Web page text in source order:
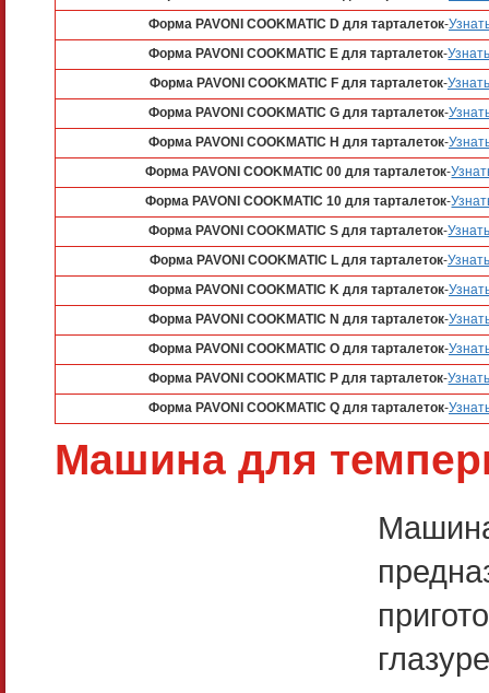
Форма PAVONI COOKMATIC D для тарталеток-
Форма PAVONI COOKMATIC E для тарталеток-
Форма PAVONI COOKMATIC F для тарталеток-
Форма PAVONI COOKMATIC G для тарталеток-
Форма PAVONI COOKMATIC H для тарталеток-
Форма PAVONI COOKMATIC 00 для тарталеток-
Форма PAVONI COOKMATIC 10 для тарталеток-
Форма PAVONI COOKMATIC S для тарталеток-
Форма PAVONI COOKMATIC L для тарталеток-
Форма PAVONI COOKMATIC K для тарталеток-
Форма PAVONI COOKMATIC N для тарталеток-
Форма PAVONI COOKMATIC O для тарталеток-
Форма PAVONI COOKMATIC P для тарталеток-
Форма PAVONI COOKMATIC Q для тарталеток-
Машина для